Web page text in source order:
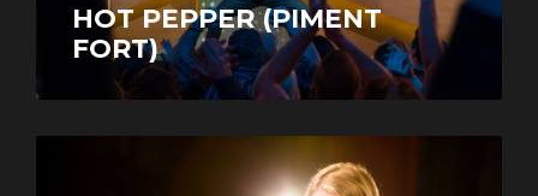
HOT PEPPER (PIMENT
FORT)